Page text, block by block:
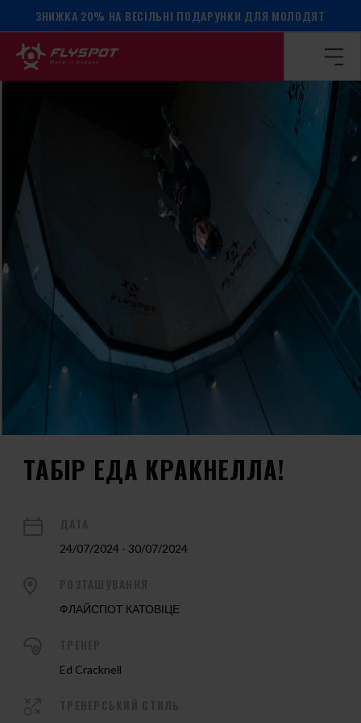
ЗНИЖКА 20% НА ВЕСІЛЬНІ ПОДАРУНКИ ДЛЯ МОЛОДЯТ
Головна сторінка / Календар подій / Табір Еда Кракнелла!
ТАБІР ЕДА КРАКНЕЛЛА!
24/07/2024 - 30/07/2024
ФЛАЙСПОТ КАТОВІЦЕ
Ed Cracknell